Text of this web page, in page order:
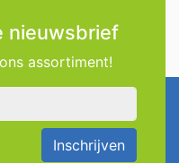
nieuwsbrief
assortiment!
Inschrijven